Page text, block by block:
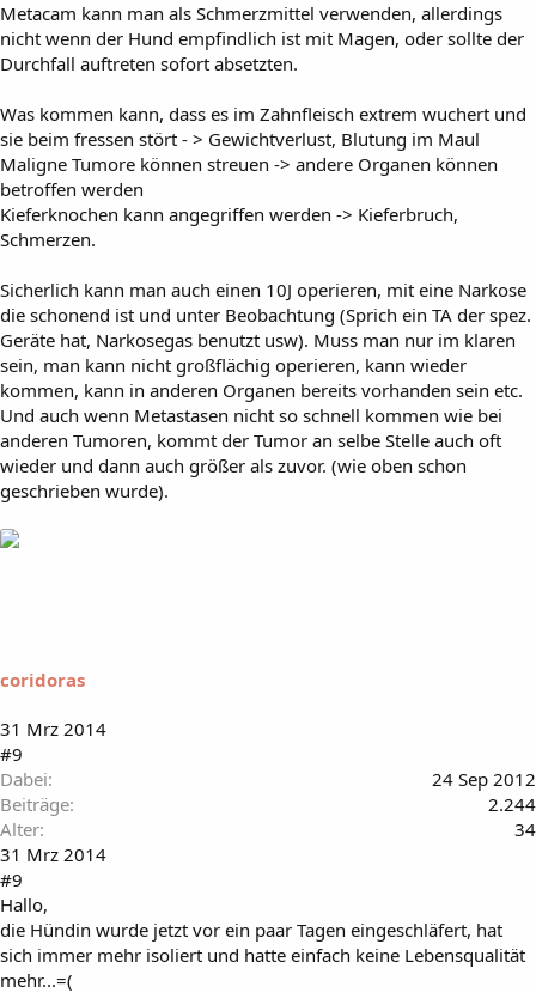
Metacam kann man als Schmerzmittel verwenden, allerdings
nicht wenn der Hund empfindlich ist mit Magen, oder sollte der
Durchfall auftreten sofort absetzten.
Was kommen kann, dass es im Zahnfleisch extrem wuchert und
sie beim fressen stört - > Gewichtverlust, Blutung im Maul
Maligne Tumore können streuen -> andere Organen können
betroffen werden
Kieferknochen kann angegriffen werden -> Kieferbruch,
Schmerzen.
Sicherlich kann man auch einen 10J operieren, mit eine Narkose
die schonend ist und unter Beobachtung (Sprich ein TA der spez.
Geräte hat, Narkosegas benutzt usw). Muss man nur im klaren
sein, man kann nicht großflächig operieren, kann wieder
kommen, kann in anderen Organen bereits vorhanden sein etc.
Und auch wenn Metastasen nicht so schnell kommen wie bei
anderen Tumoren, kommt der Tumor an selbe Stelle auch oft
wieder und dann auch größer als zuvor. (wie oben schon
geschrieben wurde).
coridoras
31 Mrz 2014
#9
Dabei
24 Sep 2012
Beiträge
2.244
Alter
34
31 Mrz 2014
#9
Hallo,
die Hündin wurde jetzt vor ein paar Tagen eingeschläfert, hat
sich immer mehr isoliert und hatte einfach keine Lebensqualität
mehr...=(